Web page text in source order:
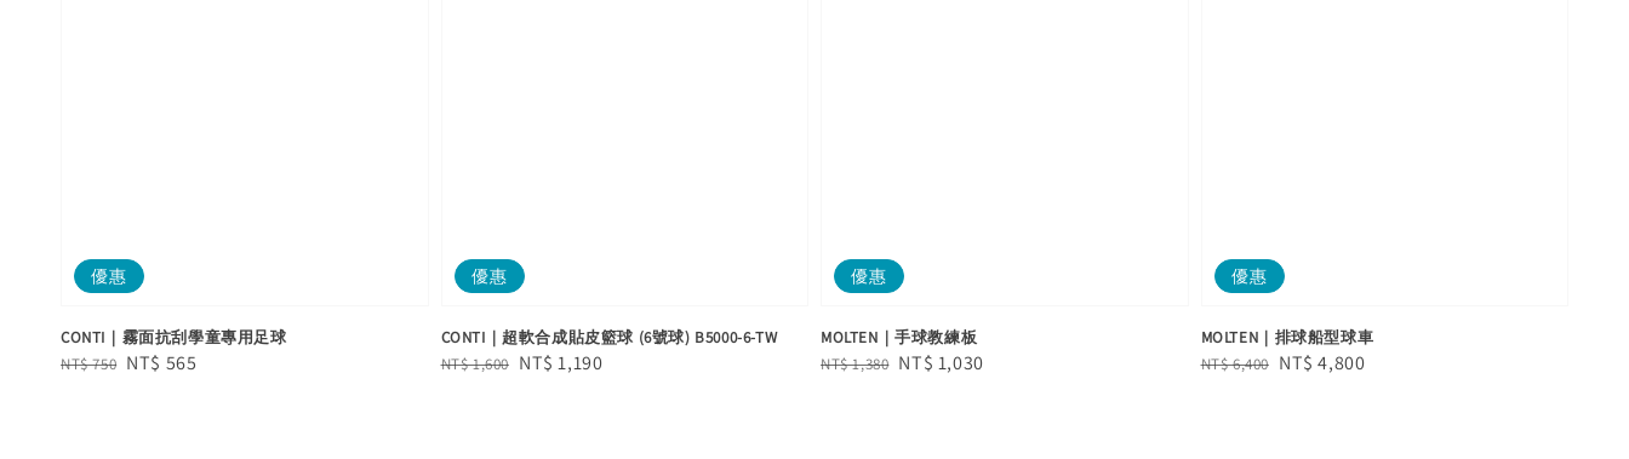
優惠
CONTI｜霧面抗刮學童專用足球
Regular
NT$ 750 Sale
NT$ 565
優惠
CONTI｜超軟合成貼皮籃球 (6號球) B5000-6-TW
Regular
NT$ 1,600 Sale
NT$ 1,190
優惠
MOLTEN｜手球教練板
Regular
NT$ 1,380 Sale
NT$ 1,030
優惠
MOLTEN｜排球船型球車
Regular
NT$ 6,400 Sale
NT$ 4,800